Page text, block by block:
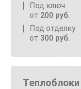
Под ключ
от 200 руб.
Под отделку
от 300 руб.
Теплоблоки